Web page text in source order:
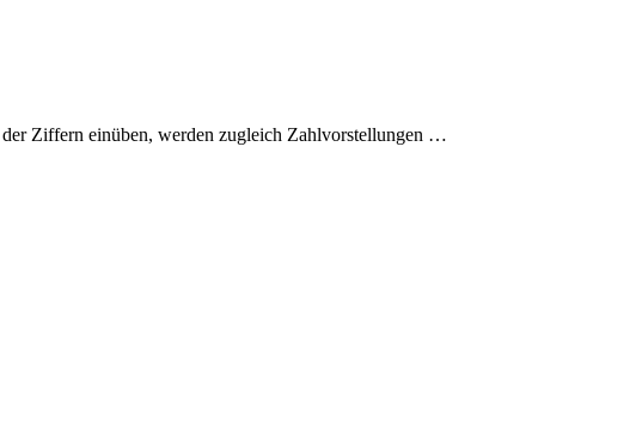
Ziffern einüben, werden zugleich Zahlvorstellungen …